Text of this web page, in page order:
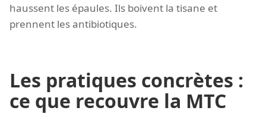
haussent les épaules. Ils boivent la tisane et
prennent les antibiotiques.
Les pratiques concrètes :
ce que recouvre la MTC